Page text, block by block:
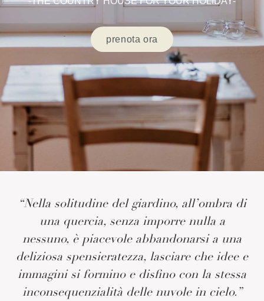
prenota ora
“Nella solitudine del giardino, all’ombra di
una quercia, senza imporre nulla a
nessuno, è piacevole abbandonarsi a una
deliziosa spensieratezza, lasciare che idee e
immagini si formino e disfino con la stessa
inconsequenzialità delle nuvole in cielo.”